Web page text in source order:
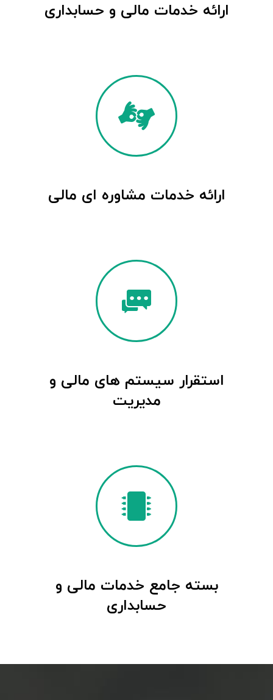
ارائه خدمات مالی و حسابداری
ارائه خدمات مشاوره ای مالی
استقرار سیستم های مالی و
مدیریت
بسته جامع خدمات مالی و
حسابداری